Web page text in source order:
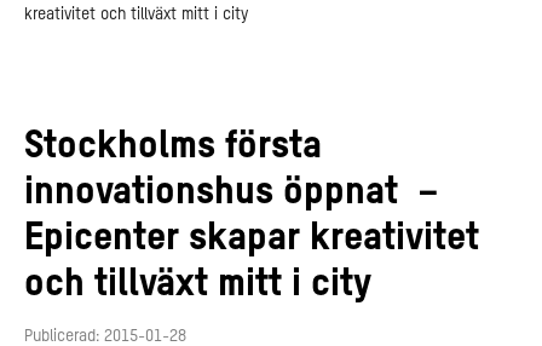
kreativitet och tillväxt mitt i city
Stockholms första
innovationshus öppnat –
Epicenter skapar kreativitet
och tillväxt mitt i city
Publicerad: 2015-01-28